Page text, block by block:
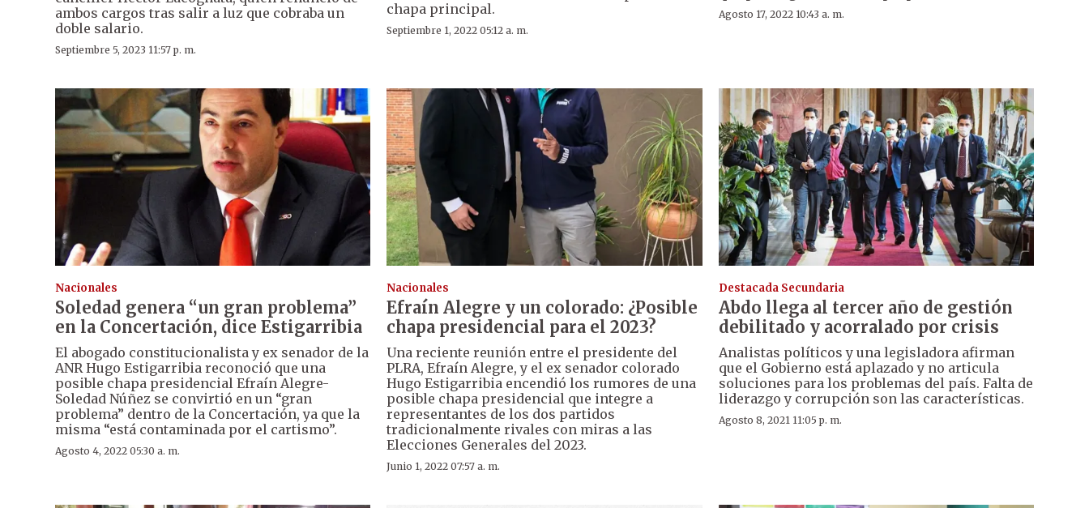
ambos cargos tras salir a luz que cobraba un
doble salario.
Septiembre 5, 2023 11:57 p. m.
chapa principal.
Septiembre 1, 2022 05:12 a. m.
Agosto 17, 2022 10:43 a. m.
Nacionales
Soledad genera “un gran problema”
en la Concertación, dice Estigarribia
El abogado constitucionalista y ex senador de la
ANR Hugo Estigarribia reconoció que una
posible chapa presidencial Efraín Alegre-
Soledad Núñez se convirtió en un “gran
problema” dentro de la Concertación, ya que la
misma “está contaminada por el cartismo”.
Agosto 4, 2022 05:30 a. m.
Nacionales
Efraín Alegre y un colorado: ¿Posible
chapa presidencial para el 2023?
Una reciente reunión entre el presidente del
PLRA, Efraín Alegre, y el ex senador colorado
Hugo Estigarribia encendió los rumores de una
posible chapa presidencial que integre a
representantes de los dos partidos
tradicionalmente rivales con miras a las
Elecciones Generales del 2023.
Junio 1, 2022 07:57 a. m.
Destacada Secundaria
Abdo llega al tercer año de gestión
debilitado y acorralado por crisis
Analistas políticos y una legisladora afirman
que el Gobierno está aplazado y no articula
soluciones para los problemas del país. Falta de
liderazgo y corrupción son las características.
Agosto 8, 2021 11:05 p. m.